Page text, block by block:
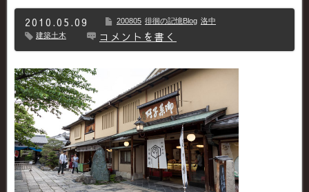
2010.05.09 200805 徘徊の記憶Blog 洛中
建築土木
コメントを書く